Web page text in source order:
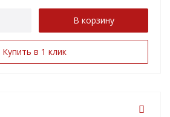
В корзину
Купить в 1 клик